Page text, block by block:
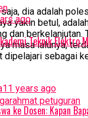
dia adalah
yakin betul,
dan berkelanjutan.
masa lalunya,
sebagai
rahmat petuguran
ago
Teknik Elektro
11 years ago
ke Dosen: Kapan